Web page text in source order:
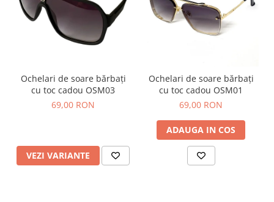
Ochelari de soare bărbați
cu toc cadou OSM03
69,00 RON
VEZI VARIANTE
Ochelari de soare bărbați
cu toc cadou OSM01
69,00 RON
ADAUGA IN COS